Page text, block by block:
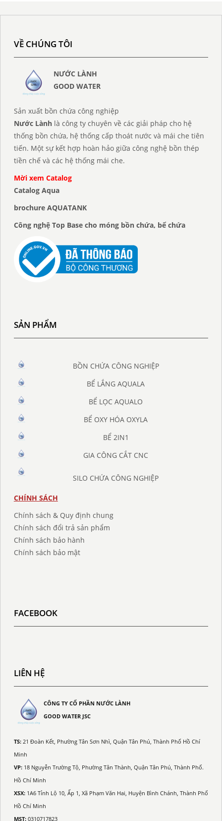
VỀ CHÚNG TÔI
NƯỚC LÀNH
GOOD WATER
Sản xuất bồn chứa công nghiệp
Nước Lànhlà công ty chuyên về các giải pháp cho hệ
thống bồn chứa, hệ thống cấp thoát nước và mái che tiên
tiến. Một sự kết hợp hoàn hảo giữa công nghệ bồn thép
tiền chế và các hệ thống mái che.
Mời xem Catalog
Catalog Aqua
brochure AQUATANK
Công nghệ Top Base cho móng bồn chứa, bể chứa
SẢN PHẨM
BỒN CHỨA CÔNG NGHIỆP
BỂ LẮNG AQUALA
BỂ LỌC AQUALO
BỂ OXY HÓA OXYLA
BỂ 2IN1
GIA CÔNG CẮT CNC
SILO CHỨA CÔNG NGHIỆP
CHÍNH SÁCH
Chính sách & Quy định chung
Chính sách đổi trả sản phẩm
Chính sách bảo hành
Chính sách bảo mật
FACEBOOK
LIÊN HỆ
CÔNG TY CỔ PHẦN NƯỚC LÀNH
GOOD WATER JSC
TS:21 Đoàn Kết, Phường Tân Sơn Nhì, Quận Tân Phú, Thành Phố Hồ Chí
Minh
VP:18 Nguyễn Trường Tộ, Phường Tân Thành, Quận Tân Phú, Thành Phố.
Hồ Chí Minh
XSX:1A6 Tỉnh Lộ 10, Ấp 1, Xã Phạm Văn Hai, Huyện Bình Chánh, Thành Phố
Hồ Chí Minh
MST:0310717823